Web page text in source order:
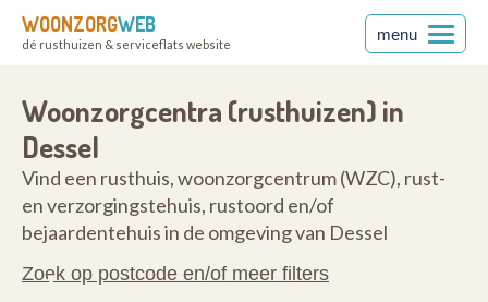
WOONZORGWEB
dé rusthuizen & serviceflats website
menu
Woonzorgcentra (rusthuizen) in
Dessel
Vind een rusthuis, woonzorgcentrum (WZC), rust-
en verzorgingstehuis, rustoord en/of
bejaardentehuis in de omgeving van Dessel
Zoek op postcode en/of meer filters